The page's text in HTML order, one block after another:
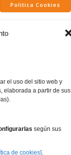
el uso del sitio web y
elaborada a partir de sus
según sus
de cookies].
Politica Cookies